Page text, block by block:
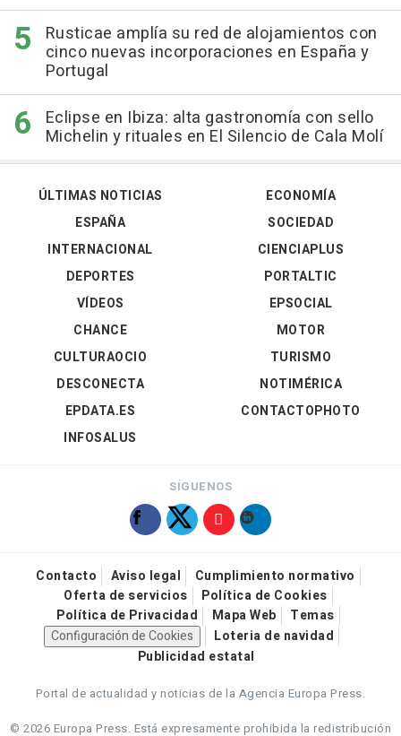
Rusticae amplía su red de alojamientos con
cinco nuevas incorporaciones en España y
Portugal
Eclipse en Ibiza: alta gastronomía con sello
Michelin y rituales en El Silencio de Cala Molí
ÚLTIMAS NOTICIAS
ESPAÑA
INTERNACIONAL
DEPORTES
VÍDEOS
ECONOMÍA
SOCIEDAD
CIENCIAPLUS
PORTALTIC
EPSOCIAL
CHANCE
CULTURAOCIO
DESCONECTA
EPDATA.ES
INFOSALUS
MOTOR
TURISMO
NOTIMÉRICA
CONTACTOPHOTO
SÍGUENOS
Contacto Aviso legal
Cumplimiento normativo
Oferta de servicios
Política de Cookies
Política de Privacidad
Mapa Web
Temas
Configuración de Cookies
Loteria de navidad
Publicidad estatal
Portal de actualidad y noticias de la Agencia Europa Press.
© 2026 Europa Press. Está expresamente prohibida la redistribución